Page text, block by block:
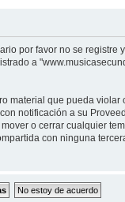
por favor no se
a
que pueda
notificación a su
o cerrar cualquier
con ninguna